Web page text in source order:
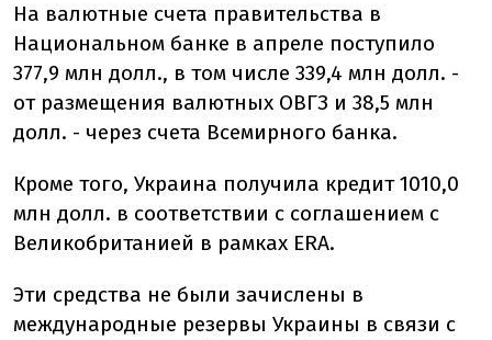
На валютные счета правительства в
Национальном банке в апреле поступило
377,9 млн долл., в том числе 339,4 млн долл. -
от размещения валютных ОВГЗ и 38,5 млн
долл. - через счета Всемирного банка.
Кроме того, Украина получила кредит 1010,0
млн долл. в соответствии с соглашением с
Великобританией в рамках ERA.
Эти средства не были зачислены в
международные резервы Украины в связи с